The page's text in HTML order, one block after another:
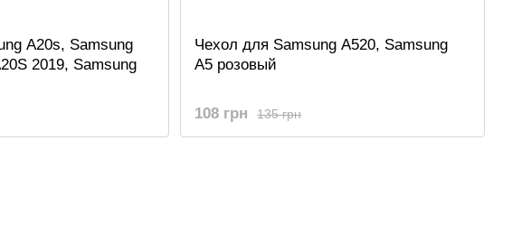
A20s, Samsung
2019, Samsung
Чехол для Samsung A520, Samsung
A5 розовый
135 грн
108 грн